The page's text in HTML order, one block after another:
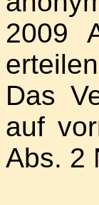
2009
Das
auf
Abs. 2